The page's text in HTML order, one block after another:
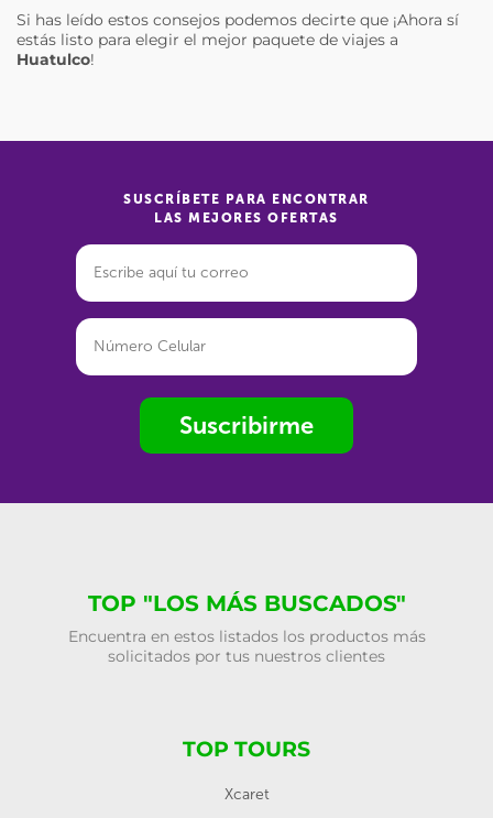
Si has leído estos consejos podemos decirte que ¡Ahora sí
estás listo para elegir el mejor paquete de viajes a
Huatulco!
SUSCRÍBETE PARA ENCONTRAR
LAS MEJORES OFERTAS
Suscribirme
TOP "LOS MÁS BUSCADOS"
Encuentra en estos listados los productos más
solicitados por tus nuestros clientes
TOP TOURS
Xcaret